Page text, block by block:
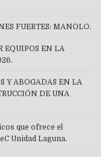
FUERTES: MANOLO.
EQUIPOS EN LA
Y ABOGADAS EN LA
DE UNA
que ofrece el
Unidad Laguna.